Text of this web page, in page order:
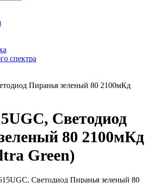
спектра
Пиранья зеленый 80 2100мКд
Светодиод
80 2100мКд
Green)